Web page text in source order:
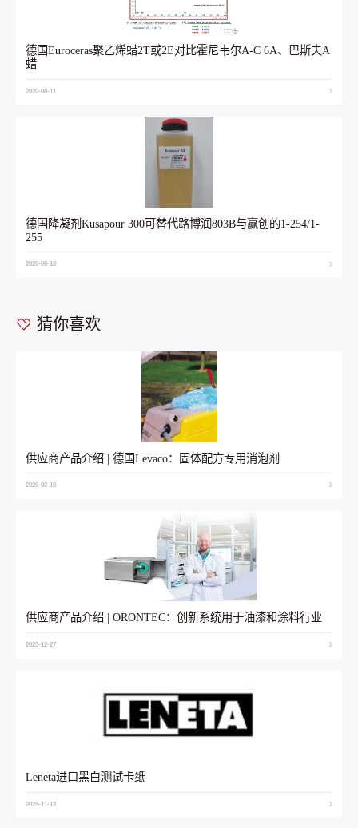
德国Euroceras聚乙烯蜡2T或2E对比霍尼韦尔A-C 6A、巴斯夫A
蜡
2020-08-11
德国降凝剂Kusapour 300可替代路博润803B与赢创的1-254/1-
255
2020-06-18
猜你喜欢
供应商产品介绍 | 德国Levaco：固体配方专用消泡剂
2026-03-10
供应商产品介绍 | ORONTEC：创新系统用于油漆和涂料行业
2023-12-27
Leneta进口黑白测试卡纸
2025-11-12